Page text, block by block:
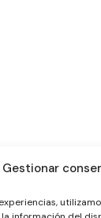
Gestionar